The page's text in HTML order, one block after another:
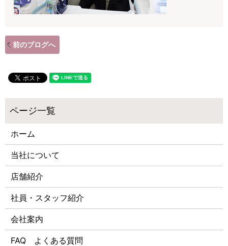
前のブログへ
ホーム
当社について
店舗紹介
社員・スタッフ紹介
会社案内
FAQ よくある質問